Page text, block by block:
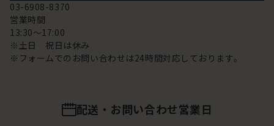
03-6908-8370
営業時間
13:30～17:00
※土日 祝日は休み
※フォームでのお問い合わせは24時間対応しております。
配送・お問い合わせ営業日